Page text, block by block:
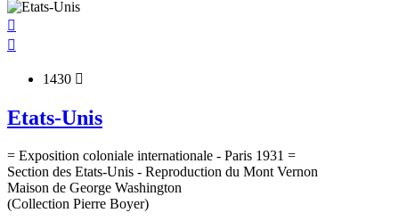


1430 
Etats-Unis
= Exposition coloniale internationale - Paris 1931 =
Section des Etats-Unis - Reproduction du Mont Vernon
Maison de George Washington
(Collection Pierre Boyer)